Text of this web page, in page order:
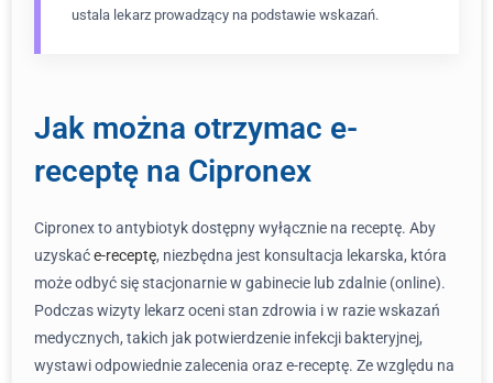
ustala lekarz prowadzący na podstawie wskazań.
Jak można otrzymac e-
receptę na Cipronex
Cipronex to antybiotyk dostępny wyłącznie na receptę. Aby
uzyskaće-receptę, niezbędna jest konsultacja lekarska, która
może odbyć się stacjonarnie w gabinecie lub zdalnie (online).
Podczas wizyty lekarz oceni stan zdrowia i w razie wskazań
medycznych, takich jak potwierdzenie infekcji bakteryjnej,
wystawi odpowiednie zalecenia oraz e-receptę. Ze względu na